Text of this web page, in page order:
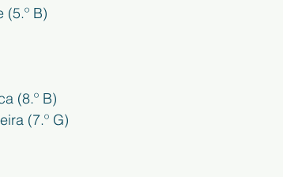
(5.º B)
(8.º B)
(7.º G)